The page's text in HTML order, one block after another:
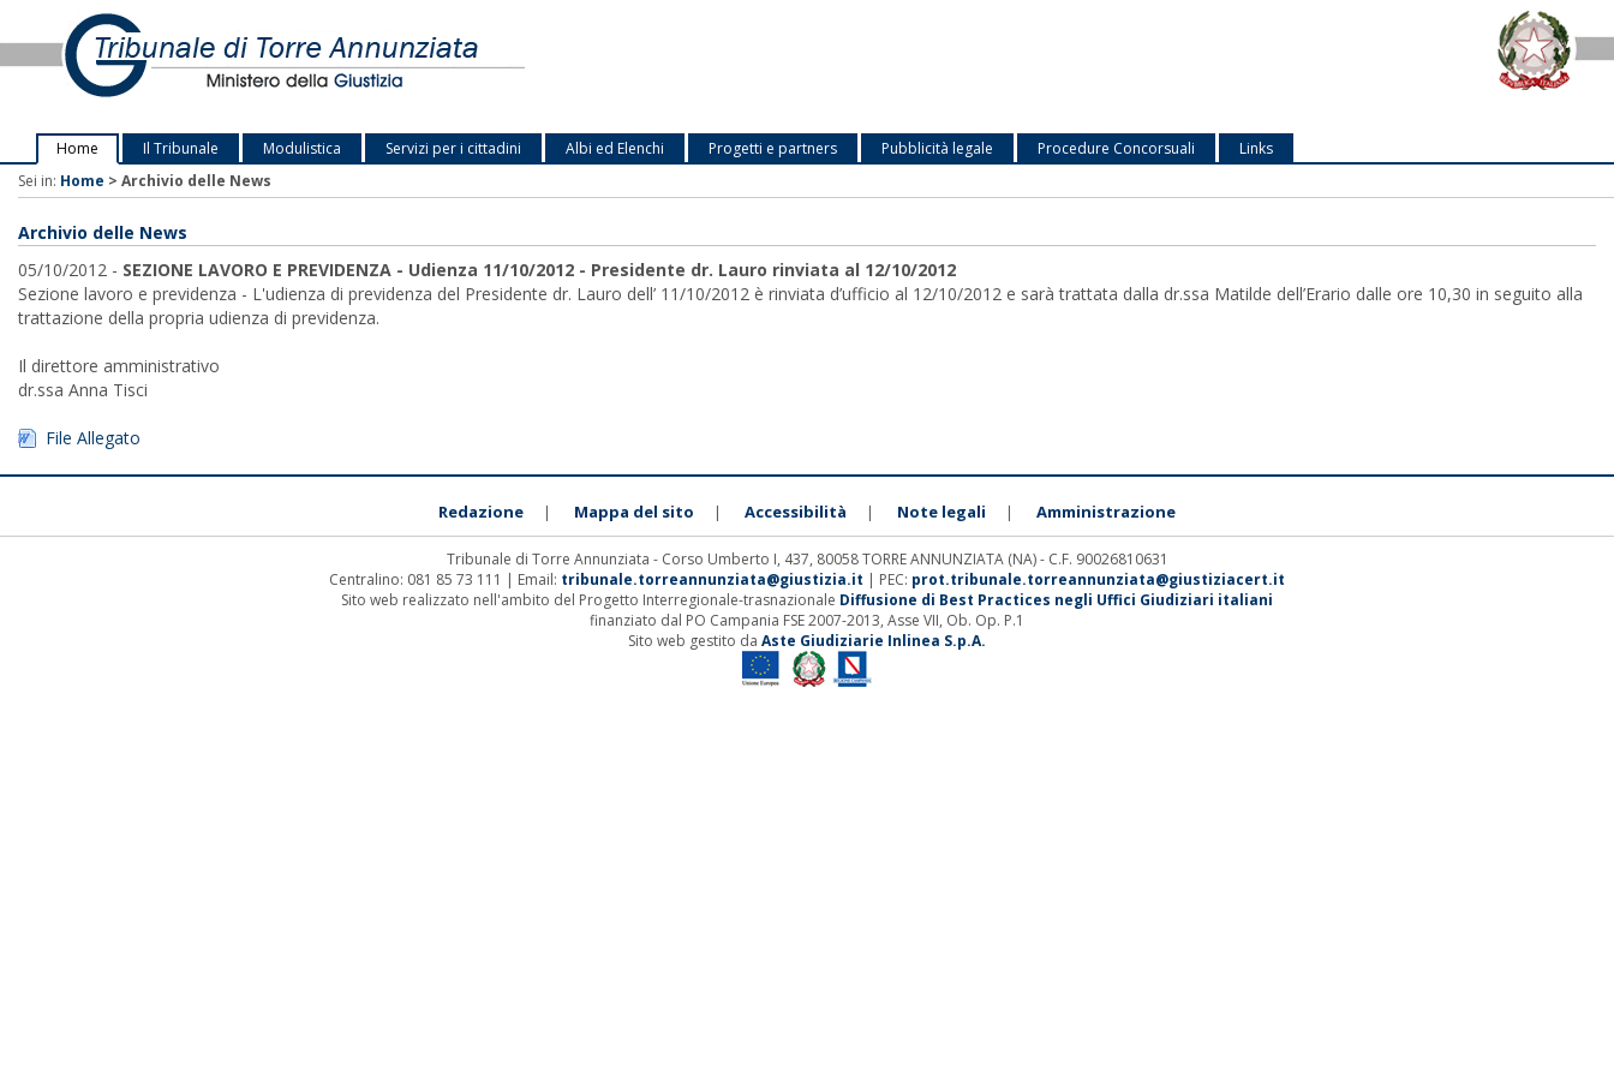
Home Il Tribunale Modulistica Servizi per i cittadini Albi ed Elenchi Progetti e partners Pubblicità legale Procedure Concorsuali
Links
Sei in: Home > Archivio delle News
Archivio delle News
05/10/2012 - SEZIONE LAVORO E PREVIDENZA - Udienza 11/10/2012 - Presidente dr. Lauro rinviata al 12/10/2012
Sezione lavoro e previdenza - L'udienza di previdenza del Presidente dr. Lauro dell’ 11/10/2012 è rinviata d’ufficio al 12/10/2012 e sarà trattata dalla dr.ssa Matilde dell’Erario dalle ore 10,30 in seguito alla
trattazione della propria udienza di previdenza.
Il direttore amministrativo
dr.ssa Anna Tisci
File Allegato
Redazione | Mappa del sito | Accessibilità | Note legali | Amministrazione
Tribunale di Torre Annunziata - Corso Umberto I, 437, 80058 TORRE ANNUNZIATA (NA) - C.F. 90026810631
Centralino: 081 85 73 111 | Email: tribunale.torreannunziata@giustizia.it | PEC: prot.tribunale.torreannunziata@giustiziacert.it
Sito web realizzato nell'ambito del Progetto Interregionale-trasnazionale Diffusione di Best Practices negli Uffici Giudiziari italiani
finanziato dal PO Campania FSE 2007-2013, Asse VII, Ob. Op. P.1
Sito web gestito da Aste Giudiziarie Inlinea S.p.A.